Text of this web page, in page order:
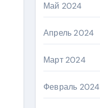
Май 2024
Апрель 2024
Март 2024
Февраль 2024